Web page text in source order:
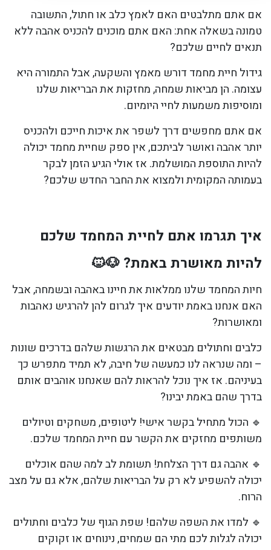
אם אתם מתלבטים האם לאמץ כלב או חתול, התשובה
טמונה בשאלה אחת: האם אתם מוכנים להכניס אהבה ללא
תנאים לחיים שלכם?
גידול חיית מחמד דורש מאמץ והשקעה, אבל התמורה היא
עצומה. הן מביאות שמחה, מחזקות את הבריאות שלנו
ומוסיפות משמעות לחיי היומיום.
אם אתם מחפשים דרך לשפר את איכות חייכם ולהכניס
יותר אהבה ואושר לביתכם, אין ספק שחיית מחמד יכולה
להיות התוספת המושלמת. אז אולי הגיע הזמן לבקר
בעמותה המקומית ולמצוא את החבר החדש שלכם?
איך תגרמו אתם לחיית המחמד שלכם
להיות מאושרת באמת? 🐶🐱
חיות המחמד שלנו ממלאות את חיינו באהבה ובשמחה, אבל
האם אנחנו באמת יודעים איך לגרום להן להרגיש נאהבות
ומאושרות?
כלבים וחתולים מבטאים את הרגשות שלהם בדרכים שונות
– ומה שנראה לנו כמעשה של חיבה, לא תמיד מתפרש כך
בעיניהם. אז איך נוכל להראות להם שאנחנו אוהבים אותם
בדרך שהם באמת יבינו?
🔹 הכול מתחיל בקשר אישי! ליטופים, משחקים וטיולים
משותפים מחזקים את הקשר עם חיית המחמד שלכם.
🔹 אהבה גם דרך הצלחת! תשומת לב למה שהם אוכלים
יכולה להשפיע לא רק על הבריאות שלהם, אלא גם על מצב
הרוח.
🔹 למדו את השפה שלהם! שפת הגוף של כלבים וחתולים
יכולה לגלות לכם מתי הם שמחים, נינוחים או זקוקים